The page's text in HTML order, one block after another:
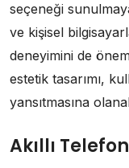
seçeneği
ve kişisel
deneyimini de
estetik tasarımı,
yansıtmasına
Akıllı